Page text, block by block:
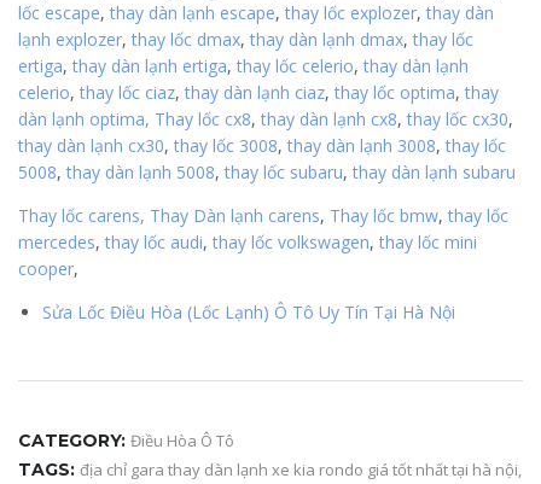
lốc escape, thay dàn lạnh escape, thay lốc explozer, thay dàn
lạnh explozer, thay lốc dmax, thay dàn lạnh dmax, thay lốc
ertiga, thay dàn lạnh ertiga, thay lốc celerio, thay dàn lạnh
celerio, thay lốc ciaz, thay dàn lạnh ciaz, thay lốc optima, thay
dàn lạnh optima, Thay lốc cx8, thay dàn lạnh cx8, thay lốc cx30,
thay dàn lạnh cx30, thay lốc 3008, thay dàn lạnh 3008, thay lốc
5008, thay dàn lạnh 5008, thay lốc subaru, thay dàn lạnh subaru
Thay lốc carens, Thay Dàn lạnh carens, Thay lốc bmw, thay lốc
mercedes, thay lốc audi, thay lốc volkswagen, thay lốc mini
cooper,
Sửa Lốc Điều Hòa (Lốc Lạnh) Ô Tô Uy Tín Tại Hà Nội
CATEGORY: Điều Hòa Ô Tô
TAGS: địa chỉ gara thay dàn lạnh xe kia rondo giá tốt nhất tại hà nội,